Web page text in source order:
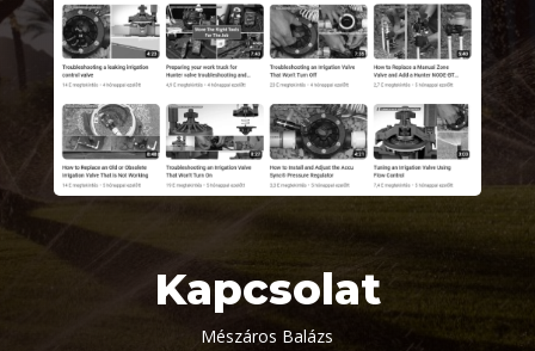
Kapcsolat
Mészáros Balázs